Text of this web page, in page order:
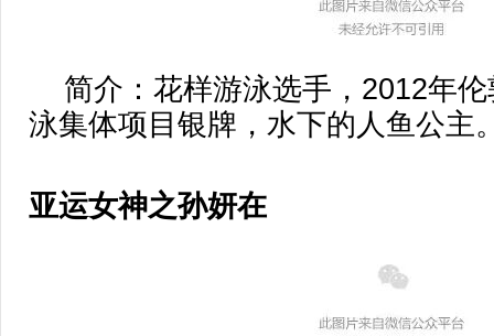
简介：花样游泳选手，2012年伦
泳集体项目银牌，水下的人鱼公主
亚运女神之孙妍在